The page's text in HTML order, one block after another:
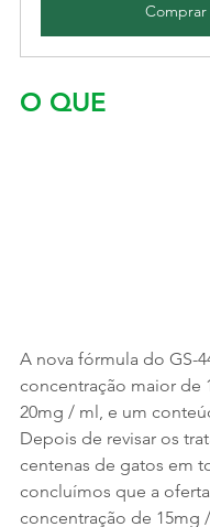
Comprar
O QUE
A nova fórmula do GS-
concentração maior de
20mg / ml, e um
Depois de revisar os
centenas de gatos em
concluímos que a
concentração de 15mg